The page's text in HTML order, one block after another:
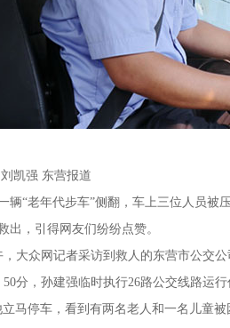
强 东营报道
“老年代步车”侧翻，车上三位人员被
出，引得网友们纷纷点赞。
众网记者采访到救人的东营市公交公
50分，孙建强临时执行26路公交线路运
马停车，看到有两名老人和一名儿童